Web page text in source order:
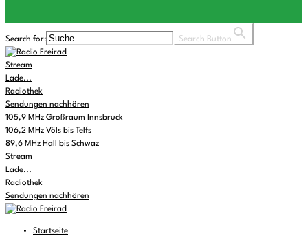
Search for: Search Button
Stream
Lade...
Radiothek
Sendungen nachhören
105,9 MHz Großraum Innsbruck
106,2 MHz Völs bis Telfs
89,6 MHz Hall bis Schwaz
Stream
Lade...
Radiothek
Sendungen nachhören
Startseite